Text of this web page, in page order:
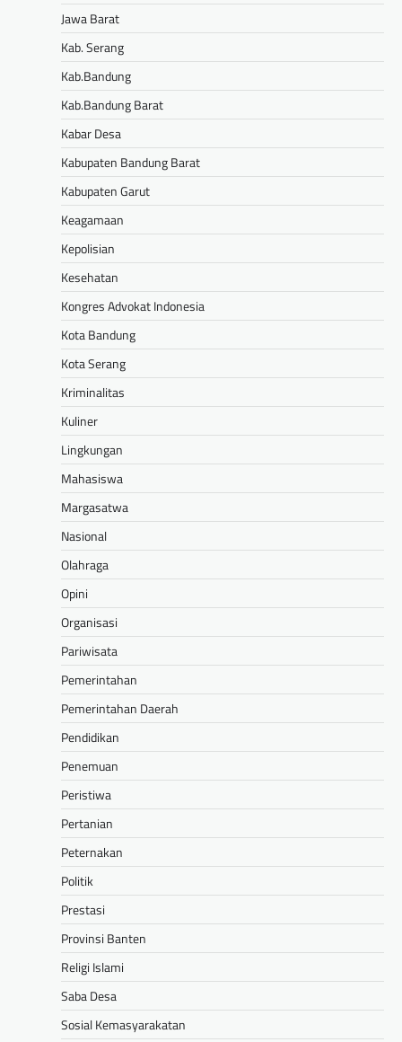
Jawa Barat
Kab. Serang
Kab.Bandung
Kab.Bandung Barat
Kabar Desa
Kabupaten Bandung Barat
Kabupaten Garut
Keagamaan
Kepolisian
Kesehatan
Kongres Advokat Indonesia
Kota Bandung
Kota Serang
Kriminalitas
Kuliner
Lingkungan
Mahasiswa
Margasatwa
Nasional
Olahraga
Opini
Organisasi
Pariwisata
Pemerintahan
Pemerintahan Daerah
Pendidikan
Penemuan
Peristiwa
Pertanian
Peternakan
Politik
Prestasi
Provinsi Banten
Religi Islami
Saba Desa
Sosial Kemasyarakatan